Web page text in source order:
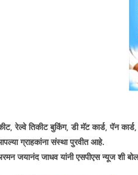
रेल्वे तिकीट बुकिंग, डी मॅट कार्ड, पॅन
ग्राहकांना संस्था पुरवीत आहे.
जयानंद जाधव यांनी एसपीएस न्यूज शी